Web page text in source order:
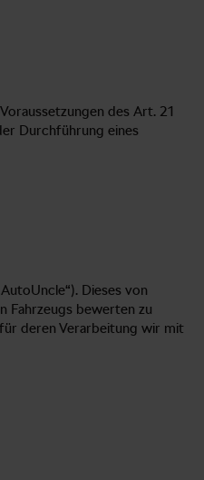
des Art. 21
Durchführung eines
Dieses von
Fahrzeugs bewerten zu
deren Verarbeitung wir mit